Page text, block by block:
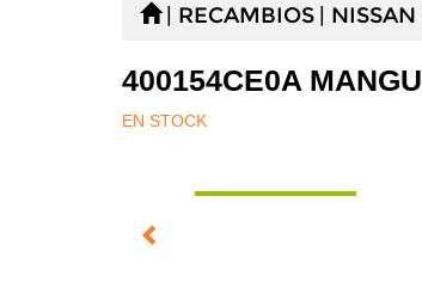
RECAMBIOS NISSAN
400154CE0A
EN STOCK